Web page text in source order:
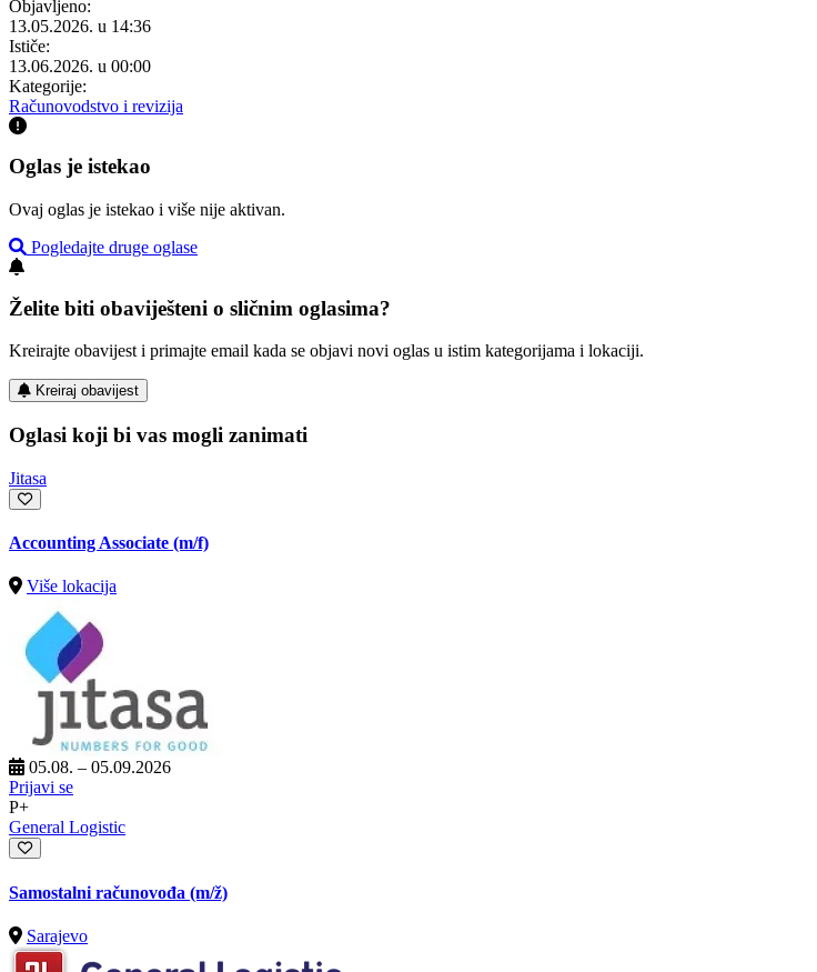
Objavljeno:
13.05.2026. u 14:36
Ističe:
13.06.2026. u 00:00
Kategorije:
Računovodstvo i revizija
Oglas je istekao
Ovaj oglas je istekao i više nije aktivan.
Pogledajte druge oglase
Želite biti obaviješteni o sličnim oglasima?
Kreirajte obavijest i primajte email kada se objavi novi oglas u istim kategorijama i lokaciji.
Kreiraj obavijest
Oglasi koji bi vas mogli zanimati
Jitasa
Accounting Associate (m/f)
Više lokacija
05.08. – 05.09.2026
Prijavi se
P+
General Logistic
Samostalni računovođa (m/ž)
Sarajevo